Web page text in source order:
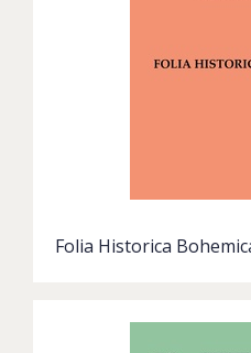
Folia Historica